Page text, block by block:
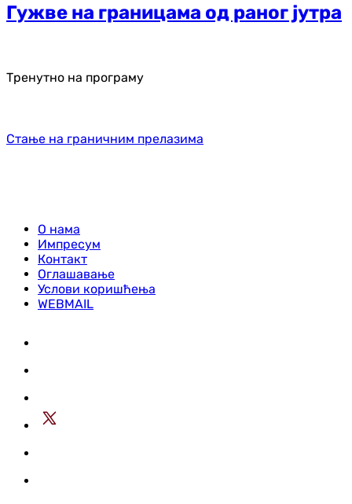
Гужве на границама од раног јутра
Тренутно на програму
Стање на граничним прелазима
О нама
Импресум
Контакт
Оглашавање
Услови коришћења
WEBMAIL